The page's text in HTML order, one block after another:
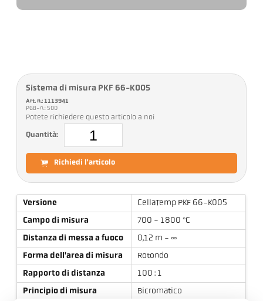
Sistema di misura PKF 66-K005
Art. n.: 1113941
PGB-n.: 500
Potete richiedere questo articolo a noi
Quantità:
Richiedi l'articolo
Versione
CellaTemp PKF 66-K005
Campo di misura
700 - 1800 °C
Distanza di messa a fuoco
0,12 m - ∞
Forma dell'area di misura
Rotondo
Rapporto di distanza
100 : 1
Principio di misura
Bicromatico